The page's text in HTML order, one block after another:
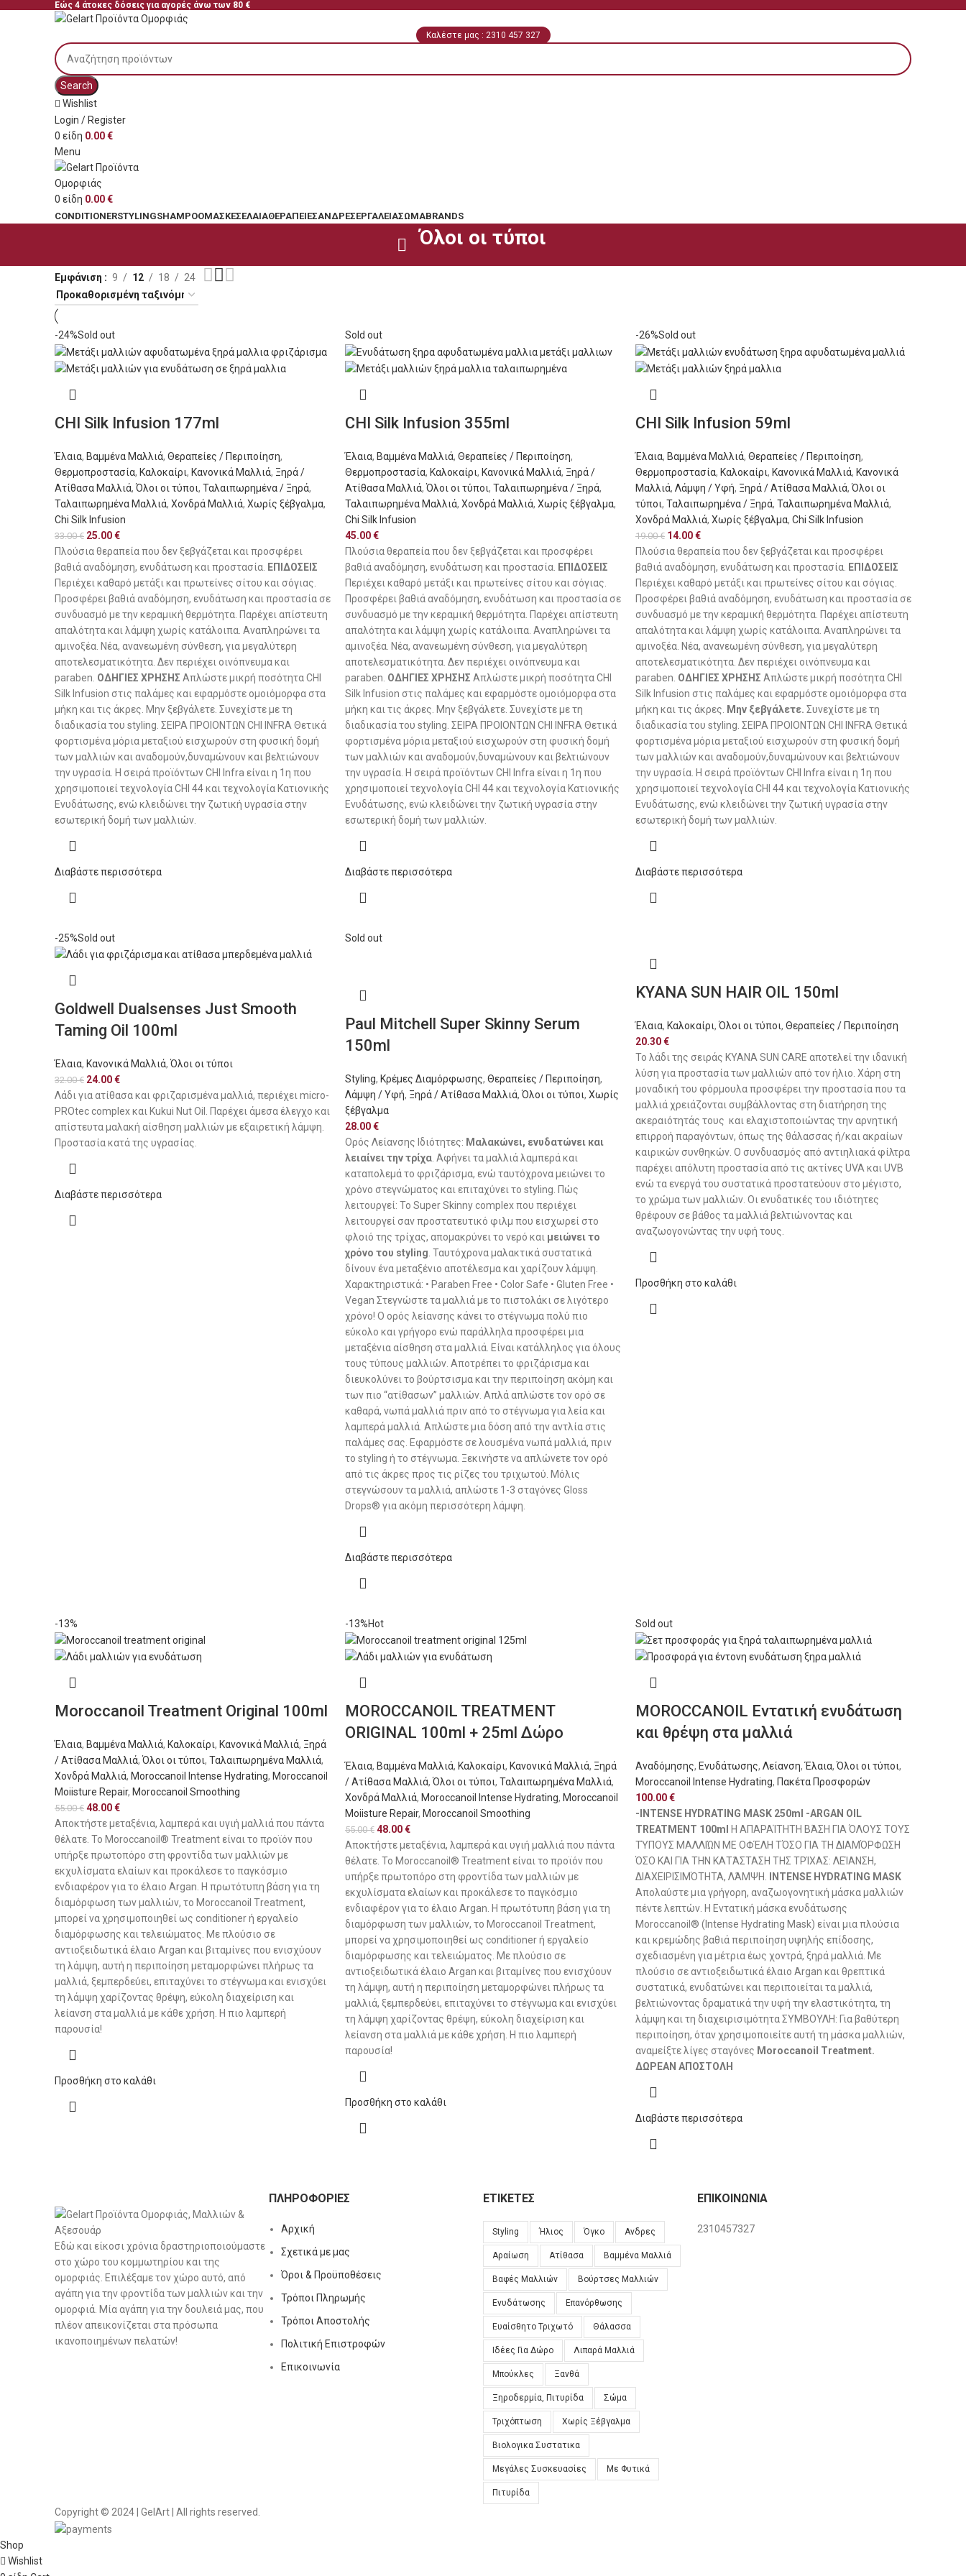
Εώς 4 άτοκες δόσεις για αγορές άνω των 80 €
Καλέστε μας : 2310 457 327
Search
Wishlist
Login / Register
0 είδη 0.00€
Menu
0 είδη 0.00€
CONDITIONERSTYLINGSHAMPOOΜΆΣΚΕΣΈΛΑΙΑΘΕΡΑΠΕΊΕΣΆΝΔΡΕΣΕΡΓΑΛΕΊΑΣΏΜΑBRANDS
Όλοι οι τύποι
Εμφάνιση 9 12 18 24
-24%Sold out
CHI Silk Infusion 177ml
Έλαια, Βαμμένα Μαλλιά, Θεραπείες / Περιποίηση,
Θερμοπροστασία, Καλοκαίρι, Κανονικά Μαλλιά, Ξηρά /
Ατίθασα Μαλλιά, Όλοι οι τύποι, Ταλαιπωρημένα / Ξηρά,
Ταλαιπωρημένα Μαλλιά, Χονδρά Μαλλιά, Χωρίς ξέβγαλμα,
Chi Silk Infusion
33.00€ 25.00€
Πλούσια θεραπεία που δεν ξεβγάζεται και προσφέρει
βαθιά αναδόμηση, ενυδάτωση και προστασία. ΕΠΙΔΟΣΕΙΣ
Περιέχει καθαρό μετάξι και πρωτείνες σίτου και σόγιας.
Προσφέρει βαθιά αναδόμηση, ενυδάτωση και προστασία σε
συνδυασμό με την κεραμική θερμότητα. Παρέχει απίστευτη
απαλότητα και λάμψη χωρίς κατάλοιπα. Αναπληρώνει τα
αμινοξέα. Νέα, ανανεωμένη σύνθεση, για μεγαλύτερη
αποτελεσματικότητα. Δεν περιέχει οινόπνευμα και
paraben. ΟΔΗΓΙΕΣ ΧΡΗΣΗΣ Απλώστε μικρή ποσότητα CHI
Silk Infusion στις παλάμες και εφαρμόστε ομοιόμορφα στα
μήκη και τις άκρες. Μην ξεβγάλετε. Συνεχίστε με τη
διαδικασία του styling. ΣΕΙΡΑ ΠΡΟΙΟΝΤΩΝ CHI INFRA Θετικά
φορτισμένα μόρια μεταξιού εισχωρούν στη φυσική δομή
των μαλλιών και αναδομούν,δυναμώνουν και βελτιώνουν
την υγρασία. Η σειρά προϊόντων CHI Infra είναι η 1η που
χρησιμοποιεί τεχνολογία CHI 44 και τεχνολογία Κατιονικής
Ενυδάτωσης, ενώ κλειδώνει την ζωτική υγρασία στην
εσωτερική δομή των μαλλιών.
Διαβάστε περισσότερα
Sold out
CHI Silk Infusion 355ml
Έλαια, Βαμμένα Μαλλιά, Θεραπείες / Περιποίηση,
Θερμοπροστασία, Καλοκαίρι, Κανονικά Μαλλιά, Ξηρά /
Ατίθασα Μαλλιά, Όλοι οι τύποι, Ταλαιπωρημένα / Ξηρά,
Ταλαιπωρημένα Μαλλιά, Χονδρά Μαλλιά, Χωρίς ξέβγαλμα,
Chi Silk Infusion
45.00€
Πλούσια θεραπεία που δεν ξεβγάζεται και προσφέρει
βαθιά αναδόμηση, ενυδάτωση και προστασία. ΕΠΙΔΟΣΕΙΣ
Περιέχει καθαρό μετάξι και πρωτείνες σίτου και σόγιας.
Προσφέρει βαθιά αναδόμηση, ενυδάτωση και προστασία σε
συνδυασμό με την κεραμική θερμότητα. Παρέχει απίστευτη
απαλότητα και λάμψη χωρίς κατάλοιπα. Αναπληρώνει τα
αμινοξέα. Νέα, ανανεωμένη σύνθεση, για μεγαλύτερη
αποτελεσματικότητα. Δεν περιέχει οινόπνευμα και
paraben. ΟΔΗΓΙΕΣ ΧΡΗΣΗΣ Απλώστε μικρή ποσότητα CHI
Silk Infusion στις παλάμες και εφαρμόστε ομοιόμορφα στα
μήκη και τις άκρες. Μην ξεβγάλετε. Συνεχίστε με τη
διαδικασία του styling. ΣΕΙΡΑ ΠΡΟΙΟΝΤΩΝ CHI INFRA Θετικά
φορτισμένα μόρια μεταξιού εισχωρούν στη φυσική δομή
των μαλλιών και αναδομούν,δυναμώνουν και βελτιώνουν
την υγρασία. Η σειρά προϊόντων CHI Infra είναι η 1η που
χρησιμοποιεί τεχνολογία CHI 44 και τεχνολογία Κατιονικής
Ενυδάτωσης, ενώ κλειδώνει την ζωτική υγρασία στην
εσωτερική δομή των μαλλιών.
Διαβάστε περισσότερα
-26%Sold out
CHI Silk Infusion 59ml
Έλαια, Βαμμένα Μαλλιά, Θεραπείες / Περιποίηση,
Θερμοπροστασία, Καλοκαίρι, Κανονικά Μαλλιά, Κανονικά
Μαλλιά, Λάμψη / Υφή, Ξηρά / Ατίθασα Μαλλιά, Όλοι οι
τύποι, Ταλαιπωρημένα / Ξηρά, Ταλαιπωρημένα Μαλλιά,
Χονδρά Μαλλιά, Χωρίς ξέβγαλμα, Chi Silk Infusion
19.00€ 14.00€
Πλούσια θεραπεία που δεν ξεβγάζεται και προσφέρει
βαθιά αναδόμηση, ενυδάτωση και προστασία. ΕΠΙΔΟΣΕΙΣ
Περιέχει καθαρό μετάξι και πρωτείνες σίτου και σόγιας.
Προσφέρει βαθιά αναδόμηση, ενυδάτωση και προστασία σε
συνδυασμό με την κεραμική θερμότητα. Παρέχει απίστευτη
απαλότητα και λάμψη χωρίς κατάλοιπα. Αναπληρώνει τα
αμινοξέα. Νέα, ανανεωμένη σύνθεση, για μεγαλύτερη
αποτελεσματικότητα. Δεν περιέχει οινόπνευμα και
paraben. ΟΔΗΓΙΕΣ ΧΡΗΣΗΣ Απλώστε μικρή ποσότητα CHI
Silk Infusion στις παλάμες και εφαρμόστε ομοιόμορφα στα
μήκη και τις άκρες.
Μην ξεβγάλετε. Συνεχίστε με τη
διαδικασία του styling. ΣΕΙΡΑ ΠΡΟΙΟΝΤΩΝ CHI INFRA Θετικά
φορτισμένα μόρια μεταξιού εισχωρούν στη φυσική δομή
των μαλλιών και αναδομούν,δυναμώνουν και βελτιώνουν
την υγρασία. Η σειρά προϊόντων CHI Infra είναι η 1η που
χρησιμοποιεί τεχνολογία CHI 44 και τεχνολογία Κατιονικής
Ενυδάτωσης, ενώ κλειδώνει την ζωτική υγρασία στην
εσωτερική δομή των μαλλιών.
Διαβάστε περισσότερα
-25%Sold out
Goldwell Dualsenses Just Smooth
Taming Oil 100ml
Έλαια, Κανονικά Μαλλιά, Όλοι οι τύποι
32.00€ 24.00€
Λάδι για ατίθασα και φριζαρισμένα μαλλιά, περιέχει micro-
PROtec complex και Kukui Nut Oil. Παρέχει άμεσα έλεγχο και
απίστευτα μαλακή αίσθηση μαλλιών με εξαιρετική λάμψη.
Προστασία κατά της υγρασίας.
Διαβάστε περισσότερα
Sold out
Paul Mitchell Super Skinny Serum
150ml
Styling, Κρέμες Διαμόρφωσης, Θεραπείες / Περιποίηση,
Λάμψη / Υφή, Ξηρά / Ατίθασα Μαλλιά, Όλοι οι τύποι, Χωρίς
ξέβγαλμα
28.00€
Ορός Λείανσης Ιδιότητες: Μαλακώνει, ενυδατώνει και
λειαίνει την τρίχα . Αφήνει τα μαλλιά λαμπερά και
καταπολεμά το φριζάρισμα, ενώ ταυτόχρονα μειώνει το
χρόνο στεγνώματος και επιταχύνει το styling. Πώς
λειτουργεί: Το Super Skinny complex που περιέχει
λειτουργεί σαν προστατευτικό φιλμ που εισχωρεί στο
φλοιό της τρίχας, απομακρύνει το νερό και μειώνει το
χρόνο του styling . Ταυτόχρονα μαλακτικά συστατικά
δίνουν ένα μεταξένιο αποτέλεσμα και χαρίζουν λάμψη.
Χαρακτηριστικά: • Paraben Free • Color Safe • Gluten Free •
Vegan Στεγνώστε τα μαλλιά με το πιστολάκι σε λιγότερο
χρόνο! Ο ορός λείανσης κάνει το στέγνωμα πολύ πιο
εύκολο και γρήγορο ενώ παράλληλα προσφέρει μια
μεταξένια αίσθηση στα μαλλιά. Είναι κατάλληλoς για όλους
τους τύπους μαλλιών. Αποτρέπει το φριζάρισμα και
διευκολύνει το βούρτσισμα και την περιποίηση ακόμη και
των πιο “ατίθασων” μαλλιών. Απλά απλώστε τον ορό σε
καθαρά, νωπά μαλλιά πριν από το στέγνωμα για λεία και
λαμπερά μαλλιά. Απλώστε μια δόση από την αντλία στις
παλάμες σας. Εφαρμόστε σε λουσμένα νωπά μαλλιά, πριν
το styling ή το στέγνωμα. Ξεκινήστε να απλώνετε τον ορό
από τις άκρες προς τις ρίζες του τριχωτού. Μόλις
στεγνώσουν τα μαλλιά, απλώστε 1-3 σταγόνες Gloss
Drops® για ακόμη περισσότερη λάμψη.
Διαβάστε περισσότερα
KYANA SUN HAIR OIL 150ml
Έλαια, Καλοκαίρι, Όλοι οι τύποι, Θεραπείες / Περιποίηση
20.30€
Το λάδι της σειράς ΚΥΑΝΑ SUN CARE αποτελεί την ιδανική
λύση για προστασία των μαλλιών από τον ήλιο. Χάρη στη
μοναδική του φόρμουλα προσφέρει την προστασία που τα
μαλλιά χρειάζονται συμβάλλοντας στη διατήρηση της
ακεραιότητάς τους και ελαχιστοποιώντας την αρνητική
επιρροή παραγόντων, όπως της θάλασσας ή/και ακραίων
καιρικών συνθηκών. Ο συνδυασμός από αντιηλιακά φίλτρα
παρέχει απόλυτη προστασία από τις ακτίνες UVA και UVB
ενώ τα ενεργά του συστατικά προστατεύουν στο μέγιστο,
το χρώμα των μαλλιών. Οι ενυδατικές του ιδιότητες
θρέφουν σε βάθος τα μαλλιά βελτιώνοντας και
αναζωογονώντας την υφή τους.
Προσθήκη στο καλάθι
-13%
Moroccanoil Treatment Original 100ml
Έλαια, Βαμμένα Μαλλιά, Καλοκαίρι, Κανονικά Μαλλιά, Ξηρά
/ Ατίθασα Μαλλιά, Όλοι οι τύποι, Ταλαιπωρημένα Μαλλιά,
Χονδρά Μαλλιά, Moroccanoil Intense Hydrating, Moroccanoil
Moiisture Repair, Moroccanoil Smoothing
55.00€ 48.00€
Αποκτήστε μεταξένια, λαμπερά και υγιή μαλλιά που πάντα
θέλατε. To Moroccanoil® Treatment είναι το προϊόν που
υπήρξε πρωτοπόρο στη φροντίδα των μαλλιών με
εκχυλίσματα ελαίων και προκάλεσε το παγκόσμιο
ενδιαφέρον για το έλαιο Argan. Η πρωτότυπη βάση για τη
διαμόρφωση των μαλλιών, το Moroccanoil Τreatment,
μπορεί να χρησιμοποιηθεί ως conditioner ή εργαλείο
διαμόρφωσης και τελειώματος. Με πλούσιο σε
αντιοξειδωτικά έλαιο Argan και βιταμίνες που ενισχύουν
τη λάμψη, αυτή η περιποίηση μεταμορφώνει πλήρως τα
μαλλιά, ξεμπερδεύει, επιταχύνει το στέγνωμα και ενισχύει
τη λάμψη χαρίζοντας θρέψη, εύκολη διαχείριση και
λείανση στα μαλλιά με κάθε χρήση. Η πιο λαμπερή
παρουσία!
Προσθήκη στο καλάθι
-13%Hot
MOROCCANOIL TREATMENT
ORIGINAL 100ml + 25ml Δώρο
Έλαια, Βαμμένα Μαλλιά, Καλοκαίρι, Κανονικά Μαλλιά, Ξηρά
/ Ατίθασα Μαλλιά, Όλοι οι τύποι, Ταλαιπωρημένα Μαλλιά,
Χονδρά Μαλλιά, Moroccanoil Intense Hydrating, Moroccanoil
Moiisture Repair, Moroccanoil Smoothing
55.00€ 48.00€
Αποκτήστε μεταξένια, λαμπερά και υγιή μαλλιά που πάντα
θέλατε. To Moroccanoil® Treatment είναι το προϊόν που
υπήρξε πρωτοπόρο στη φροντίδα των μαλλιών με
εκχυλίσματα ελαίων και προκάλεσε το παγκόσμιο
ενδιαφέρον για το έλαιο Argan. Η πρωτότυπη βάση για τη
διαμόρφωση των μαλλιών, το Moroccanoil Τreatment,
μπορεί να χρησιμοποιηθεί ως conditioner ή εργαλείο
διαμόρφωσης και τελειώματος. Με πλούσιο σε
αντιοξειδωτικά έλαιο Argan και βιταμίνες που ενισχύουν
τη λάμψη, αυτή η περιποίηση μεταμορφώνει πλήρως τα
μαλλιά, ξεμπερδεύει, επιταχύνει το στέγνωμα και ενισχύει
τη λάμψη χαρίζοντας θρέψη, εύκολη διαχείριση και
λείανση στα μαλλιά με κάθε χρήση. Η πιο λαμπερή
παρουσία!
Προσθήκη στο καλάθι
Sold out
MOROCCANOIL Εντατική ενυδάτωση
και θρέψη στα μαλλιά
Αναδόμησης, Ενυδάτωσης, Λείανση,Έλαια, Όλοι οι τύποι,
Moroccanoil Intense Hydrating, Πακέτα Προσφορών
100.00€
-INTENSE HYDRATING MASK 250ml -ARGAN OIL
TREATMENT 100ml
Η ΑΠΑΡΑΊΤΗΤΗ ΒΆΣΗ ΓΙΑ ΌΛΟΥΣ ΤΟΥΣ
ΤΎΠΟΥΣ ΜΑΛΛΙΏΝ ΜΕ ΟΦΈΛΗ ΤΌΣΟ ΓΙΑ ΤΗ ΔΙΑΜΌΡΦΩΣΗ
ΌΣΟ ΚΑΙ ΓΙΑ ΤΗΝ ΚΑΤΆΣΤΑΣΗ ΤΗΣ ΤΡΊΧΑΣ: ΛΕΊΑΝΣΗ,
ΔΙΑΧΕΙΡΙΣΙΜΌΤΗΤΑ, ΛΆΜΨΗ.
INTENSE HYDRATING MASK
Απολαύστε μια γρήγορη, αναζωογονητική μάσκα μαλλιών
πέντε λεπτών. Η Εντατική μάσκα ενυδάτωσης
Moroccanoil® (Intense Hydrating Mask) είναι μια πλούσια
και κρεμώδης βαθιά περιποίηση υψηλής επίδοσης,
σχεδιασμένη για μέτρια έως χοντρά, ξηρά μαλλιά. Με
πλούσιο σε αντιοξειδωτικά έλαιο Argan και θρεπτικά
συστατικά, ενυδατώνει και περιποιείται τα μαλλιά,
βελτιώνοντας δραματικά την υφή την ελαστικότητα, τη
λάμψη και τη διαχειρισιμότητα ΣΥΜΒΟΥΛΗ: Για βαθύτερη
περιποίηση, όταν χρησιμοποιείτε αυτή τη μάσκα μαλλιών,
αναμείξτε λίγες σταγόνες Moroccanoil Treatment.
ΔΩΡΕΑΝ ΑΠΟΣΤΟΛΗ
Διαβάστε περισσότερα
Εδώ και είκοσι χρόνια δραστηριοποιούμαστε
στο χώρο του κομμωτηρίου και της
ομορφιάς. Επιλέξαμε τον χώρο αυτό, από
αγάπη για την φροντίδα των μαλλιών και την
ομορφιά. Μία αγάπη για την δουλειά μας, που
πλέον απεικονίζεται στα πρόσωπα
ικανοποιημένων πελατών!
ΠΛΗΡΟΦΟΡΊΕΣ
Αρχική
Σχετικά με μας
Όροι & Προϋποθέσεις
Τρόποι Πληρωμής
Τρόποι Αποστολής
Πολιτική Επιστροφών
Επικοινωνία
ΕΤΙΚΈΤΕΣ
Styling Ήλιος Όγκο Ανδρες
Αραίωση Ατίθασα Βαμμένα Μαλλιά
Βαφές Μαλλιών Βούρτσες Μαλλιών
Ενυδάτωσης Επανόρθωσης
Ευαίσθητο Τριχωτό Θάλασσα
Ιδέες Για Δώρο Λιπαρά Μαλλιά
Μπούκλες Ξανθά
Ξηροδερμία, Πιτυρίδα Σώμα
Τριχόπτωση Χωρίς Ξέβγαλμα
Βιολογικα Συστατικα
Μεγάλες Συσκευασίες Με Φυτικά
Πιτυρίδα
ΕΠΙΚΟΙΝΩΝΊΑ
2310457327
Copyright © 2024 | GelArt | All rights reserved.
Shop
Wishlist